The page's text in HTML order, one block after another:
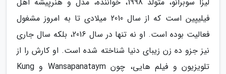
فیلیپین است که از سال 2010 میلادی تا به امروز مشغول
فعالیت بوده است. او نه تنها در سال 2016، بلکه سال جاری
نیز جزو ده زن زیبای دنیا شناخته شده است. او کارش را از
تلویزیون و فیلم هایی، چون Wansapanataym و Kung